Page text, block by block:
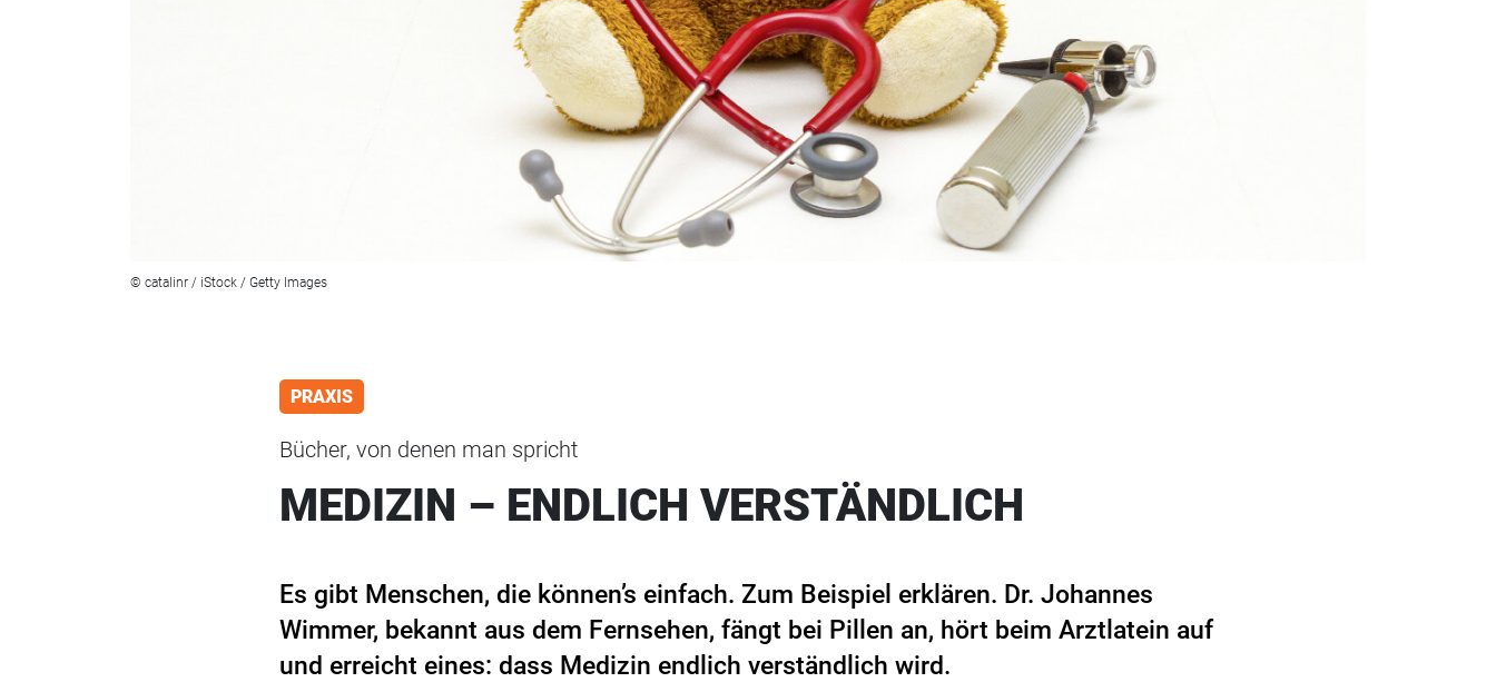
© catalinr / iStock / Getty Images
PRAXIS
Bücher, von denen man spricht
MEDIZIN – ENDLICH VERSTÄNDLICH
Es gibt Menschen, die können’s einfach. Zum Beispiel erklären. Dr. Johannes
Wimmer, bekannt aus dem Fernsehen, fängt bei Pillen an, hört beim Arztlatein auf
und erreicht eines: dass Medizin endlich verständlich wird.